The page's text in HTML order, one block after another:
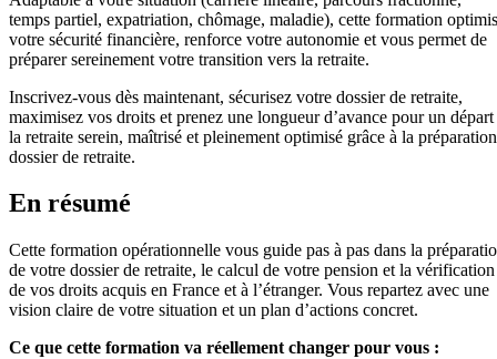
temps partiel, expatriation, chômage, maladie), cette formation
votre sécurité financière, renforce votre autonomie et vous permet de
préparer sereinement votre transition vers la retraite.
Inscrivez-vous dès maintenant, sécurisez votre dossier de retraite,
maximisez vos droits et prenez une longueur d’avance pour un départ
la retraite serein, maîtrisé et pleinement optimisé grâce à la préparation
dossier de retraite.
En résumé
Cette formation opérationnelle vous guide pas à pas dans la
de votre dossier de retraite, le calcul de votre pension et la vérification
de vos droits acquis en France et à l’étranger. Vous repartez avec une
vision claire de votre situation et un plan d’actions concret.
Ce que cette formation va réellement changer pour vous :